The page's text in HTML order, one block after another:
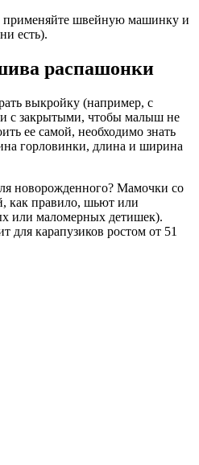
применяйте швейную машинку и
есть).
распашонки
выкройку (например, с
с закрытыми, чтобы малыш не
ее самой, необходимо знать
горловинки, длина и ширина
новорожденного? Мамочки со
как правило, шьют или
или маломерных детишек).
для карапузиков ростом от 51